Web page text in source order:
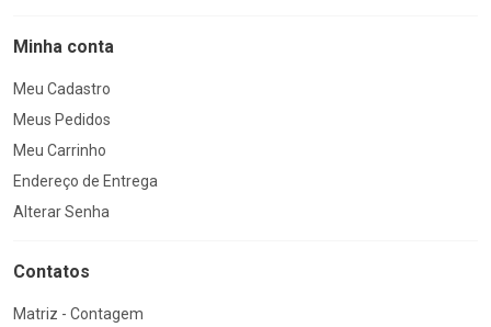
Minha conta
Meu Cadastro
Meus Pedidos
Meu Carrinho
Endereço de Entrega
Alterar Senha
Contatos
Matriz - Contagem